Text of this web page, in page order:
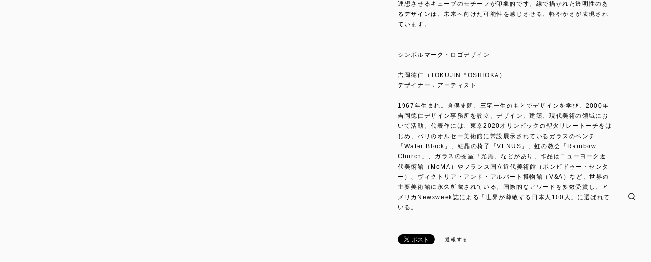
連想させるキューブのモチーフが印象的です。線で描かれた透明性のあ
るデザインは、未来へ向けた可能性を感じさせる、軽やかさが表現され
ています。
シンボルマーク・ロゴデザイン
---------------------------------------------
吉岡徳仁（TOKUJIN YOSHIOKA）
デザイナー / アーティスト
1967年生まれ。倉俣史朗、三宅一生のもとでデザインを学び、2000年
吉岡徳仁デザイン事務所を設立。デザイン、建築、現代美術の領域にお
いて活動。代表作には、東京2020オリンピックの聖火リレートーチをは
じめ、パリのオルセー美術館に常設展示されているガラスのベンチ
「Water Block」、結晶の椅子「VENUS」、虹の教会「Rainbow
Church」、ガラスの茶室「光庵」などがあり、作品はニューヨーク近
代美術館（MoMA）やフランス国立近代美術館（ポンピドゥー・センタ
ー）、ヴィクトリア・アンド・アルバート博物館（V&A）など、世界の
主要美術館に永久所蔵されている。国際的なアワードを多数受賞し、ア
メリカNewsweek誌による「世界が尊敬する日本人100人」に選ばれて
いる。
通報する